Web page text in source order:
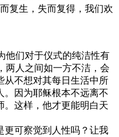
复生，失而复得，我们欢
他们对于仪式的纯洁性有
两人之间如一方不洁，会
从不想对其每日生活中所
。因为耶稣根本不远离不
。这样，他才更能明白天
更可察觉到人性吗？让我